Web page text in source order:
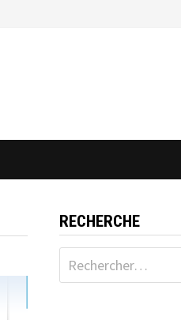
RECHERCHE
Rechercher :